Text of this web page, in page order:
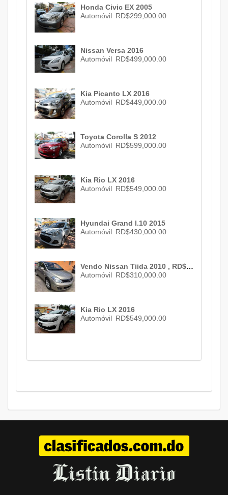
Honda Civic EX 2005
Automóvil RD$299,000.00
Nissan Versa 2016
Automóvil RD$499,000.00
Kia Picanto LX 2016
Automóvil RD$449,000.00
Toyota Corolla S 2012
Automóvil RD$599,000.00
Kia Rio LX 2016
Automóvil RD$549,000.00
Hyundai Grand I.10 2015
Automóvil RD$430,000.00
Vendo Nissan Tiida 2010 , RD$ 310,000.00
Automóvil RD$310,000.00
Kia Rio LX 2016
Automóvil RD$549,000.00